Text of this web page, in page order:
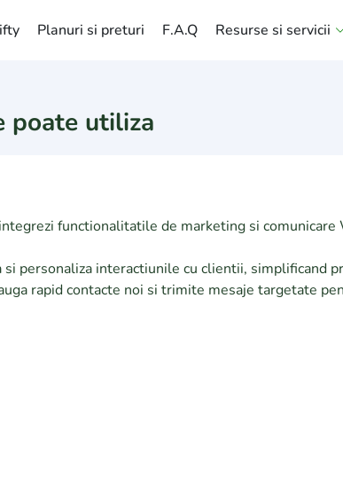
Planuri si preturi F.A.Q Resurse si servicii
poate utiliza
functionalitatile de marketing si
personaliza interactiunile cu clientii, simplificand
rapid contacte noi si trimite mesaje targetate